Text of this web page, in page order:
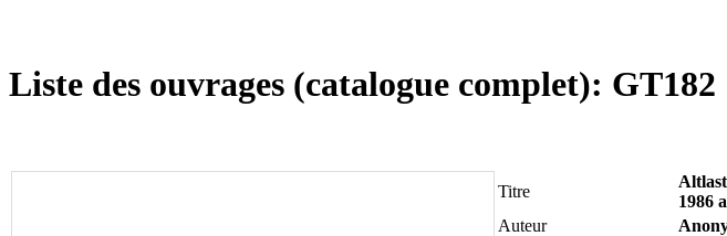
Liste des ouvrages (catalogue complet): GT182
Titre
1986
Auteur